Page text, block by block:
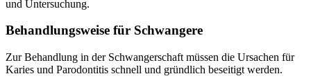
und Untersuchung.
Behandlungsweise für Schwangere
Zur Behandlung in der Schwangerschaft müssen die Ursachen für
Karies und Parodontitis schnell und gründlich beseitigt werden.